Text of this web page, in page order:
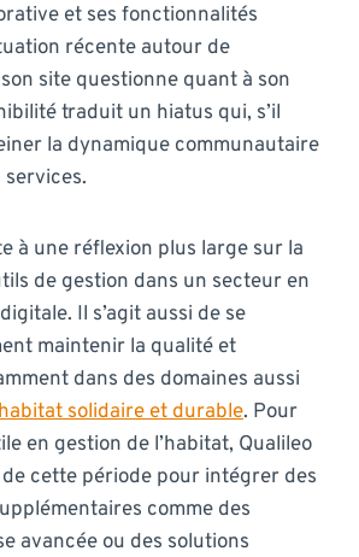
et ses fonctionnalités
récente autour de
site questionne quant à son
traduit un hiatus qui, s’il
la dynamique communautaire
services.
à une réflexion plus large sur la
de gestion dans un secteur en
Il s’agit aussi de se
maintenir la qualité et
dans des domaines aussi
solidaire et durable. Pour
en gestion de l’habitat, Qualileo
cette période pour intégrer des
comme des
avancée ou des solutions